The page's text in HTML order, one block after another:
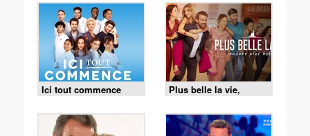
Ici tout commence Plus belle la vie,
encore plus belle